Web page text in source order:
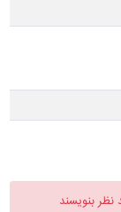
نظر بنویسند